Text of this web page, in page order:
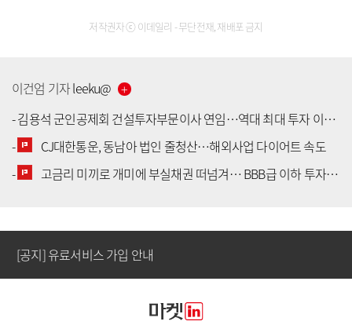
저작권자 ⓒ 이데일리 - 무단전재, 재배포 금지
이건엄 기자leeku@
-김용석 군인공제회 건설투자부문이사 연임…역대 최대 투자 이익 달성
-
CJ대한통운, 동남아 법인 줄청산…해외사업 다이어트 속도
-
고금리 미끼로 개미에 부실채권 떠넘겨… BBB급 이하 투자 허들 높여야
[공지] 유료서비스 가입 안내
[공지] 유료서비스 가입 안내
[공지] 새로워진 마켓인, 성공투자 창을 열다